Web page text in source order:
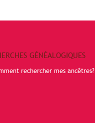
GÉNÉALOGIQUES
rechercher mes ancêtres?